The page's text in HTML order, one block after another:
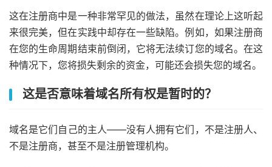
这在注册商中是一种非常罕见的做法，虽然在理论上这听起
来很完美，但在实践中却存在一些缺陷。例如，如果注册商
在您的生命周期结束前倒闭，它将无法续订您的域名。在这
种情况下，您将损失剩余的资金，可能还会损失您的域名。
这是否意味着域名所有权是暂时的？
域名是它们自己的主人——没有人拥有它们，不是注册人、
不是注册商，甚至不是注册管理机构。